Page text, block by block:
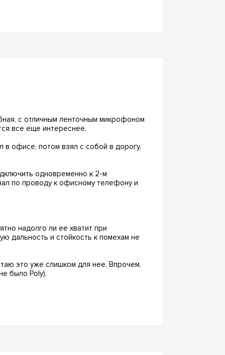
с отличным ленточным микрофоном
все еще интереснее.
офисе, потом взял с собой в дорогу,
одновременно к 2-м
по проводу к офисному телефону и
надолго ли ее хватит при
дальность и стойкость к помехам не
это уже слишком для нее. Впрочем,
было Poly).